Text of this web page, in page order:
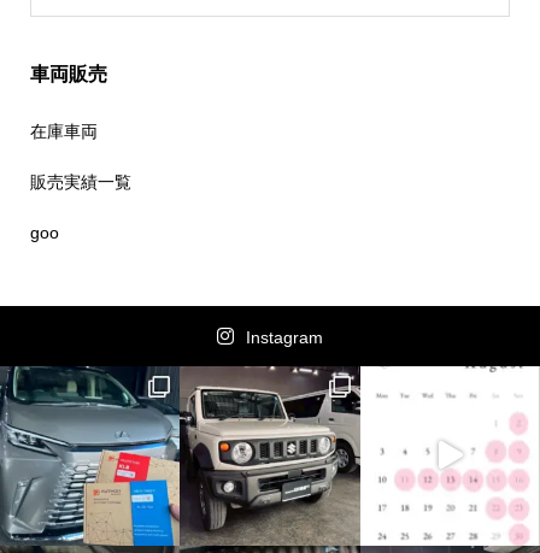
車両販売
在庫車両
販売実績一覧
goo
Instagram